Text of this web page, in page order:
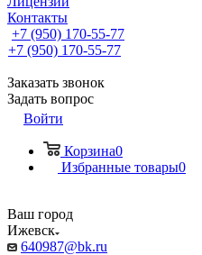
Контакты
+7 (950) 170-55-77
+7 (950) 170-55-77
Заказать звонок
Задать вопрос
Войти
Корзина0
Избранные товары0
Ваш город
Ижевск
640987@bk.ru